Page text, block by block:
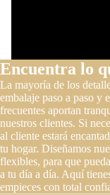
Encuentra lo
La mayoría de los
embalaje paso a paso y
frecuentes aportan
nuestros clientes. Si
al cliente estará
tu hogar. Diseñamos
flexibles, para que
a tu día a día. Aquí
empieces con total